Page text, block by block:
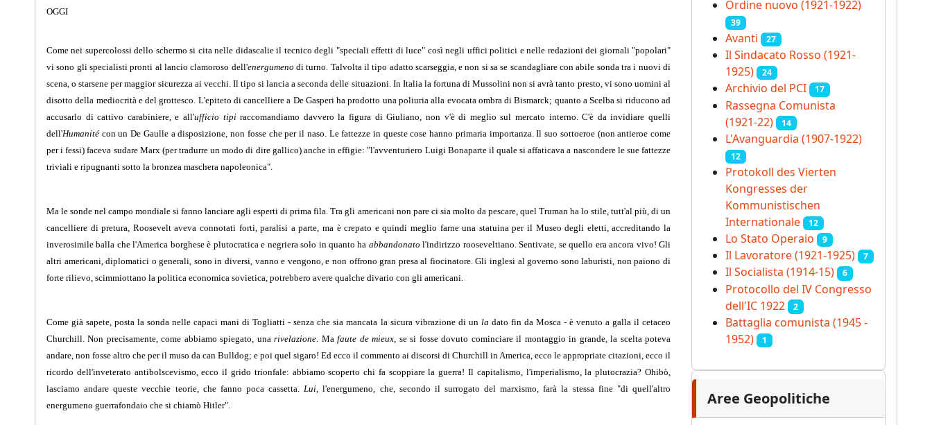
OGGI
Come nei supercolossi dello schermo si cita nelle didascalie il tecnico degli "speciali effetti di luce" così negli uffici politici e nelle redazioni dei giornali "popolari"
vi sono gli specialisti pronti al lancio clamoroso dell'energumeno di turno. Talvolta il tipo adatto scarseggia, e non si sa se scandagliare con abile sonda tra i nuovi di
scena, o starsene per maggior sicurezza ai vecchi. Il tipo si lancia a seconda delle situazioni. In Italia la fortuna di Mussolini non si avrà tanto presto, vi sono uomini al
disotto della mediocrità e del grottesco. L'epiteto di cancelliere a De Gasperi ha prodotto una poliuria alla evocata ombra di Bismarck; quanto a Scelba si riducono ad
accusarlo di cattivo carabiniere, e all'ufficio tipiraccomandiamo davvero la figura di Giuliano, non v'è di meglio sul mercato interno. C'è da invidiare quelli
dell'Humanité con un De Gaulle a disposizione, non fosse che per il naso. Le fattezze in queste cose hanno primaria importanza. Il suo sottoeroe (non antieroe come
per i fessi) faceva sudare Marx (per tradurre un modo di dire gallico) anche in effigie: "l'avventuriero Luigi Bonaparte il quale si affaticava a nascondere le sue fattezze
triviali e ripugnanti sotto la bronzea maschera napoleonica".
Ma le sonde nel campo mondiale si fanno lanciare agli esperti di prima fila. Tra gli americani non pare ci sia molto da pescare, quel Truman ha lo stile, tutt'al più, di un
cancelliere di pretura, Roosevelt aveva connotati forti, paralisi a parte, ma è crepato e quindi meglio farne una statuina per il Museo degli eletti, accreditando la
inverosimile balla che l'America borghese è plutocratica e negriera solo in quanto ha abbandonato l'indirizzo rooseveltiano. Sentivate, se quello era ancora vivo! Gli
altri americani, diplomatici o generali, sono in diversi, vanno e vengono, e non offrono gran presa al fiocinatore. Gli inglesi al governo sono laburisti, non paiono di
forte rilievo, scimmiottano la politica economica sovietica, potrebbero avere qualche divario con gli americani.
Come già sapete, posta la sonda nelle capaci mani di Togliatti - senza che sia mancata la sicura vibrazione di un la dato fin da Mosca - è venuto a galla il cetaceo
Churchill. Non precisamente, come abbiamo spiegato, unarivelazione . Mafaute de mieux , se si fosse dovuto cominciare il montaggio in grande, la scelta poteva
andare, non fosse altro che per il muso da can Bulldog; e poi quel sigaro! Ed ecco il commento ai discorsi di Churchill in America, ecco le appropriate citazioni, ecco il
ricordo dell'inveterato antibolscevismo, ecco il grido trionfale: abbiamo scoperto chi fa scoppiare la guerra! Il capitalismo, l'imperialismo, la plutocrazia? Ohibò,
lasciamo andare queste vecchie teorie, che fanno poca cassetta. Lui , l'energumeno, che, secondo il surrogato del marxismo, farà la stessa fine "di quell'altro
energumeno guerrafondaio che si chiamò Hitler".
Ordine nuovo (1921-1922)
39
Avanti 27
Il Sindacato Rosso (1921-
1925)
24
Archivio del PCI 17
Rassegna Comunista
(1921‑22)
14
L'Avanguardia (1907-1922)
12
Protokoll des Vierten
Kongresses der
Kommunistischen
Internationale
12
Lo Stato Operaio 9
Il Lavoratore (1921-1925) 7
Il Socialista (1914‑15) 6
Protocollo del IV Congresso
dell'IC 1922
2
Battaglia comunista (1945 -
1952)
1
Aree Geopolitiche